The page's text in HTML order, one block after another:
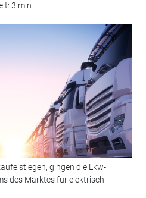
3 min
stiegen, gingen die Lkw-
des Marktes für elektrisch